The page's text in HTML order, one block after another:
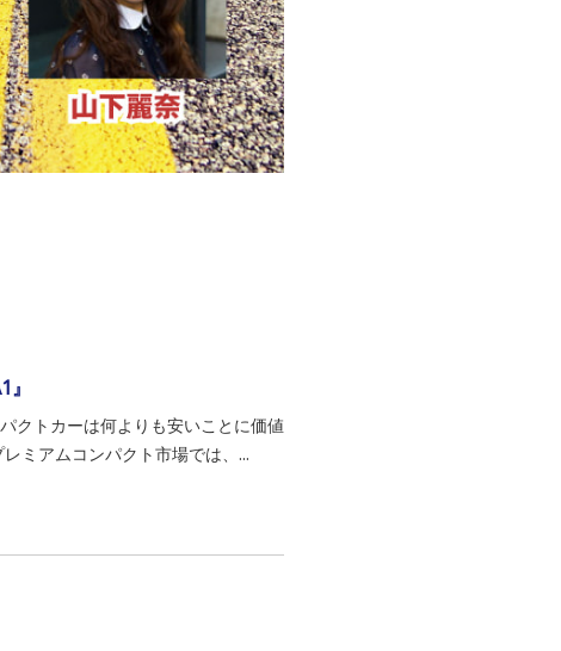
クトカーは何よりも安いことに価値
ミアムコンパクト市場では、...